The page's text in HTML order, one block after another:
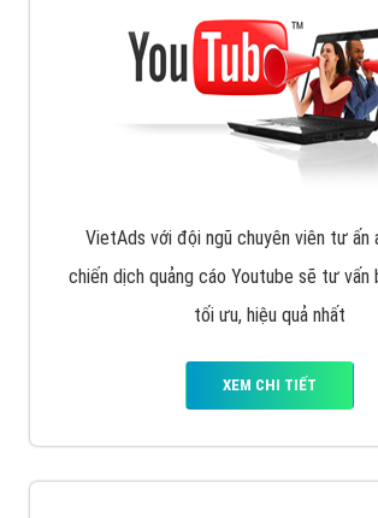
VietAds với đội ngũ chuyên viên tư ấn
chiến dịch quảng cáo Youtube sẽ tư vấn
tối ưu, hiệu quả nhất
XEM CHI TIẾT